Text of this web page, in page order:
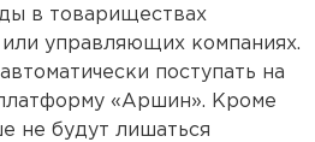
в товариществах
управляющих компаниях.
поступать на
«Аршин». Кроме
не будут лишаться